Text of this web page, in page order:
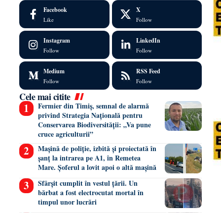
Facebook
Like
X
Follow
Instagram
Follow
LinkedIn
Follow
Medium
Follow
RSS Feed
Follow
Cele mai citite
Fermier din Timiș, semnal de alarmă
privind Strategia Națională pentru
Conservarea Biodiversității: „Va pune
cruce agriculturii”
Mașină de poliție, izbită și proiectată în
șanț la intrarea pe A1, în Remetea
Mare. Șoferul a lovit apoi o altă mașină
Sfârșit cumplit în vestul țării. Un
bărbat a fost electrocutat mortal în
timpul unor lucrări